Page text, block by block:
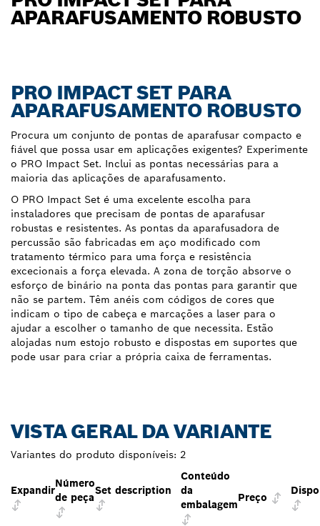
APARAFUSAMENTO ROBUSTO
PRO IMPACT SET PARA
APARAFUSAMENTO ROBUSTO
Procura um conjunto de pontas de aparafusar compacto e
fiável que possa usar em aplicações exigentes? Experimente
o PRO Impact Set. Inclui as pontas necessárias para a
maioria das aplicações de aparafusamento.
O PRO Impact Set é uma excelente escolha para
instaladores que precisam de pontas de aparafusar
robustas e resistentes. As pontas da aparafusadora de
percussão são fabricadas em aço modificado com
tratamento térmico para uma força e resistência
excecionais a força elevada. A zona de torção absorve o
esforço de binário na ponta das pontas para garantir que
não se partem. Têm anéis com códigos de cores que
indicam o tipo de cabeça e marcações a laser para o
ajudar a escolher o tamanho de que necessita. Estão
alojadas num estojo robusto e dispostas em suportes que
pode usar para criar a própria caixa de ferramentas.
VISTA GERAL DA VARIANTE
Variantes do produto disponíveis: 2
Expandir
Número
de peça
Set description
Conteúdo
da
embalagem
Preço